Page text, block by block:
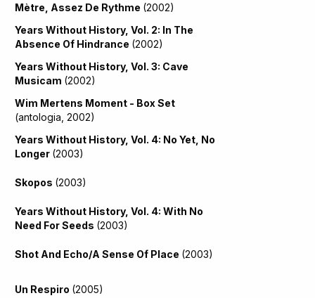
Mètre, Assez De Rythme (2002)
Years Without History, Vol. 2: In The
Absence Of Hindrance (2002)
Years Without History, Vol. 3: Cave
Musicam (2002)
Wim Mertens Moment - Box Set
(antologia, 2002)
Years Without History, Vol. 4: No Yet, No
Longer (2003)
Skopos (2003)
Years Without History, Vol. 4: With No
Need For Seeds (2003)
Shot And Echo/A Sense Of Place (2003)
Un Respiro (2005)